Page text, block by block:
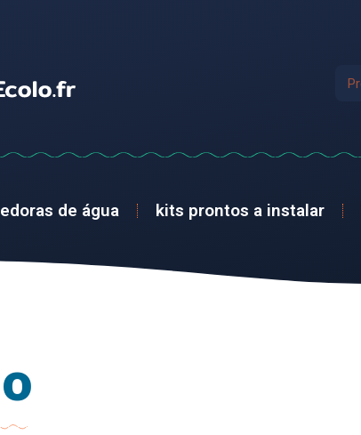
de água kits prontos a instalar